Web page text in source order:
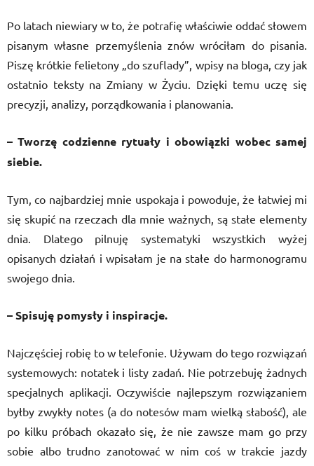
Po latach niewiary w to, że potrafię właściwie oddać słowem
pisanym własne przemyślenia znów wróciłam do pisania.
Piszę krótkie felietony „do szuflady”, wpisy na bloga, czy jak
ostatnio teksty na Zmiany w Życiu. Dzięki temu uczę się
precyzji, analizy, porządkowania i planowania.
– Tworzę codzienne rytuały i obowiązki wobec samej
siebie.
Tym, co najbardziej mnie uspokaja i powoduje, że łatwiej mi
się skupić na rzeczach dla mnie ważnych, są stałe elementy
dnia. Dlatego pilnuję systematyki wszystkich wyżej
opisanych działań i wpisałam je na stałe do harmonogramu
swojego dnia.
– Spisuję pomysły i inspiracje.
Najczęściej robię to w telefonie. Używam do tego rozwiązań
systemowych: notatek i listy zadań. Nie potrzebuję żadnych
specjalnych aplikacji. Oczywiście najlepszym rozwiązaniem
byłby zwykły notes (a do notesów mam wielką słabość), ale
po kilku próbach okazało się, że nie zawsze mam go przy
sobie albo trudno zanotować w nim coś w trakcie jazdy